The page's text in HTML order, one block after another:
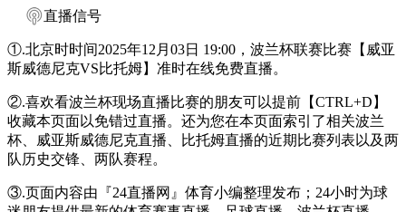
直播信号
①.北京时时间2025年12月03日 19:00，波兰杯联赛比赛【威亚
斯威德尼克VS比托姆】准时在线免费直播。
②.喜欢看波兰杯现场直播比赛的朋友可以提前【CTRL+D】
收藏本页面以免错过直播。还为您在本页面索引了相关波兰
杯、威亚斯威德尼克直播、比托姆直播的近期比赛列表以及两
队历史交锋、两队赛程。
③.页面内容由『24直播网』体育小编整理发布；24小时为球